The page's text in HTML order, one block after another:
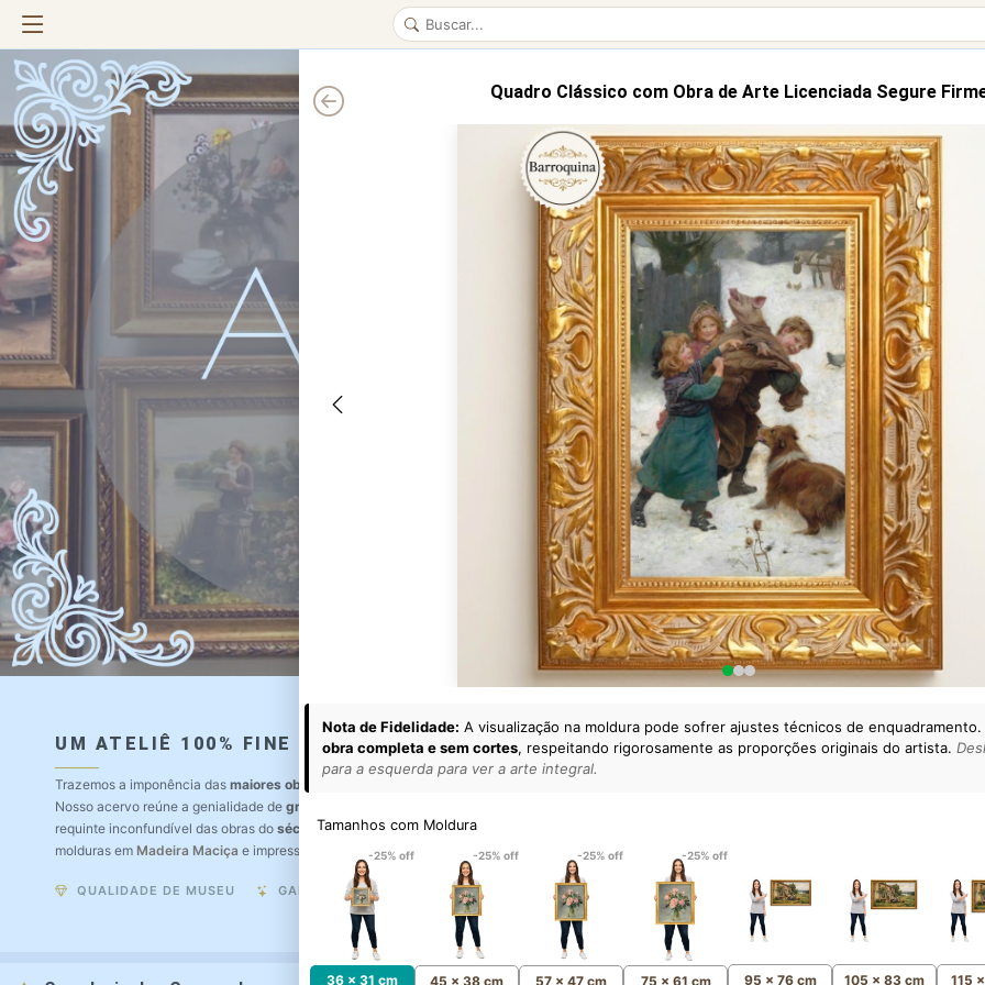
UM ATELIÊ 100% FINE ART
Trazemos a imponência das maiores obras de arte do mundo
Nosso acervo reúne a genialidade de grandes pintores renomados
requinte inconfundível das obras do século XIX. Produção artesanal em
molduras em Madeira Maciça e impressão com Pigmentação Mineral.
QUALIDADE DE MUSEU GARANTIA ETERNA
Quadro Clássico com Obra de Arte Licenciada Segure
Nota de Fidelidade: A visualização na moldura pode sofrer ajustes técnicos de
obra completa e sem cortes, respeitando rigorosamente as proporções originais do artista.
para a esquerda para ver a arte integral.
Tamanhos com Moldura
-25% off
36 x 31 cm
-25% off
45 x 38 cm
-25% off
57 x 47 cm
-25% off
75 x 61 cm 95 x 76 cm 105 x 83 cm 115